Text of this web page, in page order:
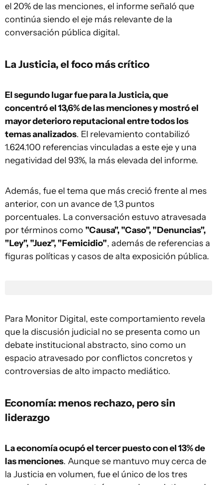
el 20% de las menciones, el informe señaló que
continúa siendo el eje más relevante de la
conversación pública digital.
La Justicia, el foco más crítico
El segundo lugar fue para la Justicia, que
concentró el 13,6% de las menciones y mostró el
mayor deterioro reputacional entre todos los
temas analizados. El relevamiento contabilizó
1.624.100 referencias vinculadas a este eje y una
negatividad del 93%, la más elevada del informe.
Además, fue el tema que más creció frente al mes
anterior, con un avance de 1,3 puntos
porcentuales. La conversación estuvo atravesada
por términos como "Causa", "Caso", "Denuncias",
"Ley", "Juez", "Femicidio", además de referencias a
figuras políticas y casos de alta exposición pública.
Para Monitor Digital, este comportamiento revela
que la discusión judicial no se presenta como un
debate institucional abstracto, sino como un
espacio atravesado por conflictos concretos y
controversias de alto impacto mediático.
Economía: menos rechazo, pero sin
liderazgo
La economía ocupó el tercer puesto con el 13% de
las menciones. Aunque se mantuvo muy cerca de
la Justicia en volumen, fue el único de los tres